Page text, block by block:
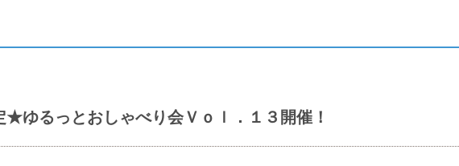
★ゆるっとおしゃべり会Ｖｏｌ．１３開催！